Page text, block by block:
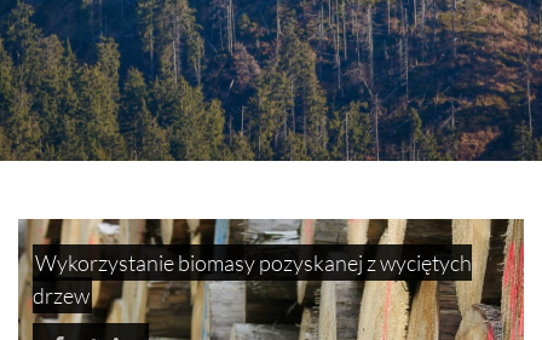
Wykorzystanie biomasy pozyskanej z wyciętych
drzew